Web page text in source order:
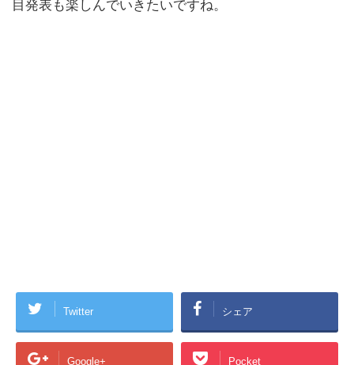
目発表も楽しんでいきたいですね。
Twitter シェア
Google+ Pocket